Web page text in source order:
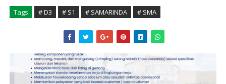
Tags # D3 # S1 # SAMARINDA # SMA